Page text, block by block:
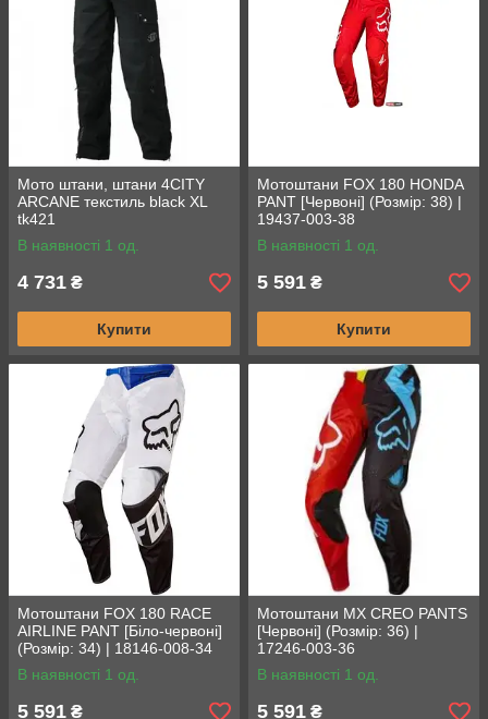
Мото штани, штани 4CITY
ARCANE текстиль black XL
tk421
В наявності 1 од.
4 731 ₴
Купити
Мотоштани FOX 180 HONDA
PANT [Червоні] (Розмір: 38) |
19437-003-38
В наявності 1 од.
5 591 ₴
Купити
Мотоштани FOX 180 RACE
AIRLINE PANT [Біло-червоні]
(Розмір: 34) | 18146-008-34
В наявності 1 од.
5 591 ₴
Мотоштани MX CREO PANTS
[Червоні] (Розмір: 36) |
17246-003-36
В наявності 1 од.
5 591 ₴